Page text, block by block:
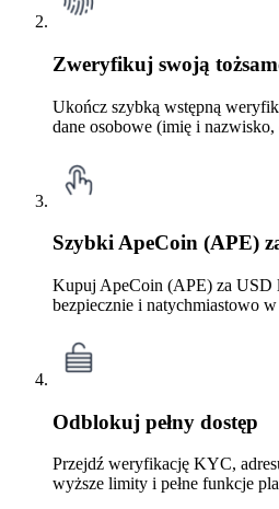
Zweryfikuj swoją
Ukończ szybką wstępną
dane osobowe (imię i
Szybki ApeCoin (APE)
Kupuj ApeCoin (APE) za
bezpiecznie i natychmiastowo
Odblokuj pełny dostęp
Przejdź weryfikację KYC,
wyższe limity i pełne funkcje